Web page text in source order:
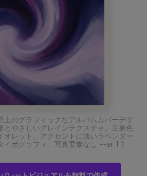
上のグラフィックなアルバムカバーデザ
とやさしいグレインテクスチャ。主要色
オレット、アクセントに淡いラベンダー
イポグラフィ、写真要素なし --ar 1:1